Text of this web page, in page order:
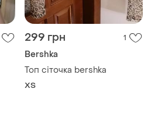
299 грн 1
Bershka
Топ сіточка bershka
ХS